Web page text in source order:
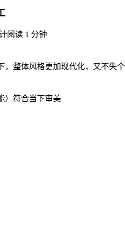
阅读 1 分钟
，整体风格更加现代化，又不失个
）符合当下审美